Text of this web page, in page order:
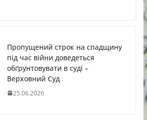
Пропущений строк на спадщину
під час війни доведеться
обґрунтовувати в суді –
Верховний Суд
25.06.2026